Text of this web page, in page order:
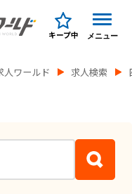
キープ中 メニュー
人ワールド 求人検索